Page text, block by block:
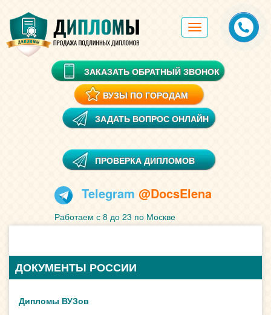
Toggle
navigation
ЗАКАЗАТЬ ОБРАТНЫЙ ЗВОНОК
ВУЗЫ ПО ГОРОДАМ
ЗАДАТЬ ВОПРОС ОНЛАЙН
ПРОВЕРКА ДИПЛОМОВ
Telegram @DocsElena
Работаем с 8 до 23 по Москве
ДОКУМЕНТЫ РОССИИ
Дипломы ВУЗов